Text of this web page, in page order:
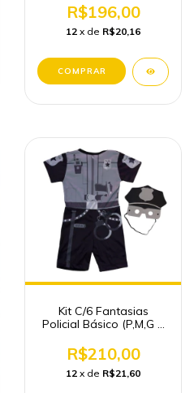
R$196,00
12 x de R$20,16
Kit C/6 Fantasias
Policial Básico (P,M,G e
R$210,00
12 x de R$21,60